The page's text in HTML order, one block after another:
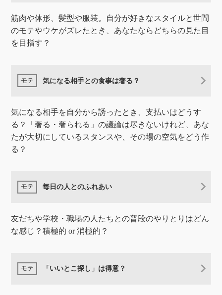
筋肉や体形、髪型や服装。自分が好きなスタイルと世間
のモテやウケがズレたとき、あなたならどちらの見た目
を目指す？
気になる相手との食事は奢る？
気になる相手を自分から誘ったとき、支払いはどうす
る？「奢る・奢られる」の議論は尽きないけれど、あな
たが大切にしているスタンスや、その場の空気をどう作
る？
毎日の人とのふれあい
友だちや学校・職場の人たちとの普段のやりとりはどん
な感じ？積極的 or 消極的？
「いいとこ探し」は得意？